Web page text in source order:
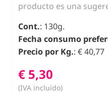
producto es una
Cont.: 130g.
Fecha consumo
Precio por Kg.: € 40,77
€ 5,30
(IVA incluído)